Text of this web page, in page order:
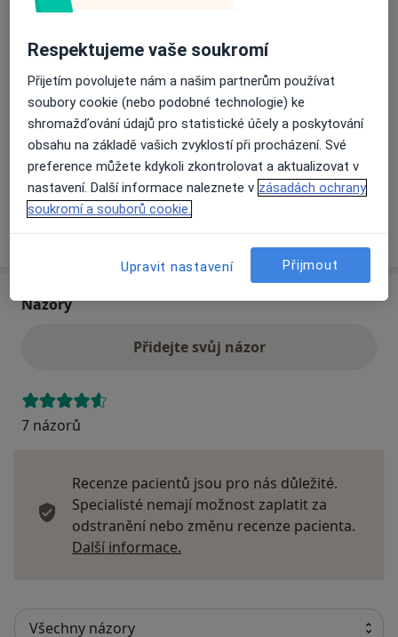
Slezská urologie s.r.o., urologie, RDG
Přiblížit mapuse otevře v nové záložce
Dostupnost
Na této adrese online kalendář není aktivní
Co mám v takové situaci udělat?
Názory
Přidejte svůj názor
7 názorů
Recenze pacientů jsou pro nás důležité.
Specialisté nemají možnost zaplatit za
odstranění nebo změnu recenze pacienta.
Další informace.
Respektujeme vaše soukromí
Přijetím povolujete nám a našim partnerům používat
soubory cookie (nebo podobné technologie) ke
shromažďování údajů pro statistické účely a poskytování
obsahu na základě vašich zvyklostí při procházení. Své
preference můžete kdykoli zkontrolovat a aktualizovat v
nastavení. Další informace naleznete v zásadách ochrany
soukromí a souborů cookie.
Upravit nastavení Přijmout